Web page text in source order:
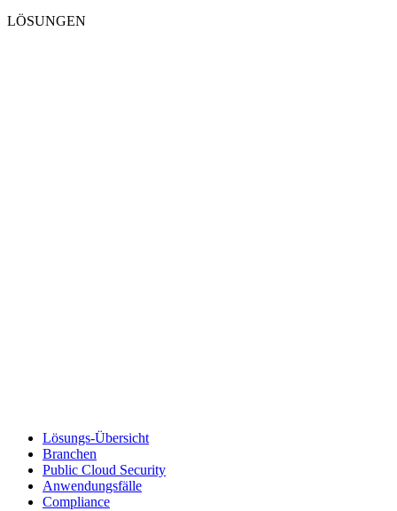
LÖSUNGEN
Lösungs-Übersicht
Branchen
Public Cloud Security
Anwendungsfälle
Compliance